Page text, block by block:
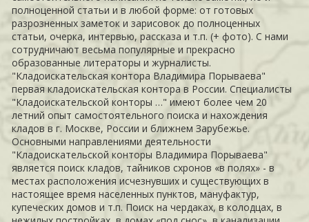
полноценной статьи и в любой форме: от готовых
разрозненных заметок и зарисовок до полноценных
статьи, очерка, интервью, рассказа и т.п. (+ фото). С нами
сотрудничают весьма популярные и прекрасно
образованные литераторы и журналисты.
"Кладоискательская контора Владимира Порываева"
первая кладоискательская контора в России. Специалисты
"Кладоискательской конторы …" имеют более чем 20
летний опыт самостоятельного поиска и нахождения
кладов в г. Москве, России и ближнем Зарубежье.
Основными направлениями деятельности
"Кладоискательской конторы Владимира Порываева"
является поиск кладов, тайников схронов «в полях» - в
местах расположения исчезнувших и существующих в
настоящее время населенных пунктов, мануфактур,
купеческих домов и т.п. Поиск на чердаках, в колодцах, в